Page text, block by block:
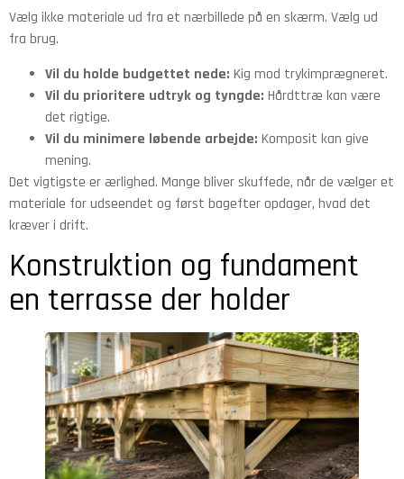
Vælg ikke materiale ud fra et nærbillede på en skærm. Vælg ud
fra brug.
Vil du holde budgettet nede: Kig mod trykimprægneret.
Vil du prioritere udtryk og tyngde: Hårdttræ kan være
det rigtige.
Vil du minimere løbende arbejde: Komposit kan give
mening.
Det vigtigste er ærlighed. Mange bliver skuffede, når de vælger et
materiale for udseendet og først bagefter opdager, hvad det
kræver i drift.
Konstruktion og fundament
en terrasse der holder